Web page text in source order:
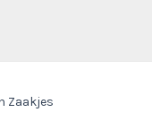
Zaakjes